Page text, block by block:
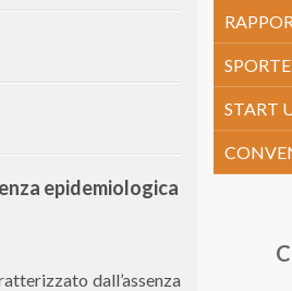
epidemiologica
dall’assenza
START